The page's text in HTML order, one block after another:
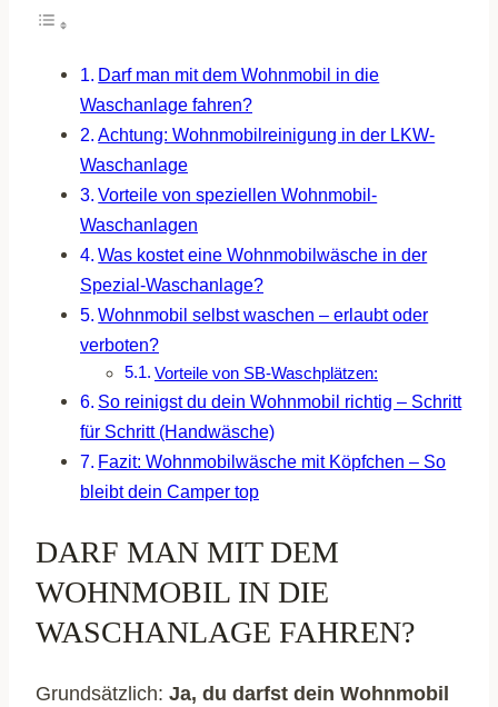
Darf man mit dem Wohnmobil in die
Waschanlage fahren?
Achtung: Wohnmobilreinigung in der LKW-
Waschanlage
Vorteile von speziellen Wohnmobil-
Waschanlagen
Was kostet eine Wohnmobilwäsche in der
Spezial-Waschanlage?
Wohnmobil selbst waschen – erlaubt oder
verboten?
Vorteile von SB-Waschplätzen:
So reinigst du dein Wohnmobil richtig – Schritt
für Schritt (Handwäsche)
Fazit: Wohnmobilwäsche mit Köpfchen – So
bleibt dein Camper top
DARF MAN MIT DEM
WOHNMOBIL IN DIE
WASCHANLAGE FAHREN?
Grundsätzlich: Ja, du darfst dein Wohnmobil